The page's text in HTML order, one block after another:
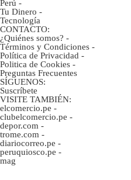
Perú -
Tu Dinero -
Tecnología
CONTACTO:
¿Quiénes somos? -
Términos y Condiciones -
Política de Privacidad -
Politica de Cookies -
Preguntas Frecuentes
SÍGUENOS:
Suscríbete
VISITE TAMBIÉN:
elcomercio.pe -
clubelcomercio.pe -
depor.com -
trome.com -
diariocorreo.pe -
peruquiosco.pe -
mag